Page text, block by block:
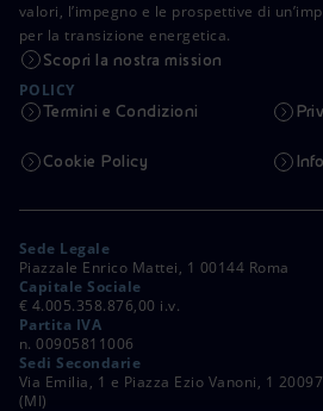
valori, l’impegno e le prospettive di
per la transizione energetica.
Scopri la nostra mission
POLICY
Termini e Condizioni
Cookie Policy
Sede Legale
Piazzale Enrico Mattei, 1 00144 Roma
Capitale Sociale
€ 4.005.358.876,00 i.v.
Partita IVA
n. 00905811006
Sedi Secondarie
Via Emilia, 1 e Piazza Ezio Vanoni, 1
(MI)